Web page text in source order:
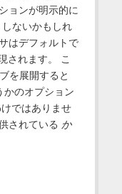
ョンが明示的に
ないかもしれ
はデフォルトで
されます。 こ
を展開すると
かのオプション
けではありませ
されている か